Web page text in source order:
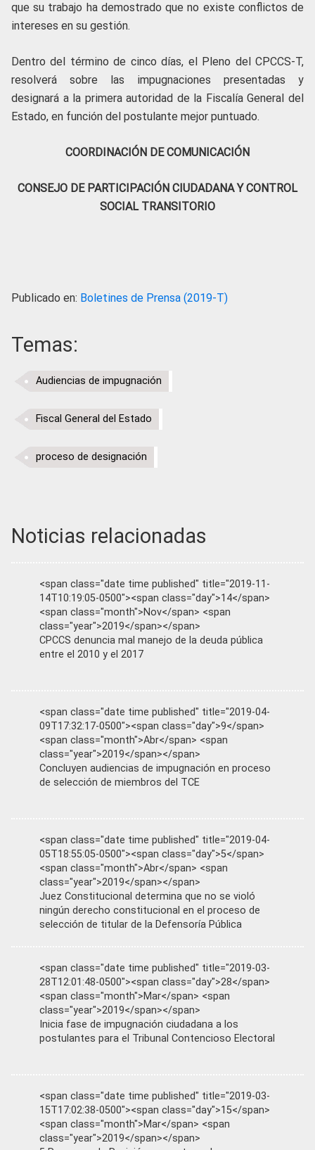
que su trabajo ha demostrado que no existe conflictos de
intereses en su gestión.
Dentro del término de cinco días, el Pleno del CPCCS-T,
resolverá sobre las impugnaciones presentadas y
designará a la primera autoridad de la Fiscalía General del
Estado, en función del postulante mejor puntuado.
COORDINACIÓN DE COMUNICACIÓN
CONSEJO DE PARTICIPACIÓN CIUDADANA Y CONTROL
SOCIAL TRANSITORIO
Publicado en: Boletines de Prensa (2019-T)
Temas:
Audiencias de impugnación
Fiscal General del Estado
proceso de designación
Noticias relacionadas
<span class="date time published" title="2019-11-
14T10:19:05-0500"><span class="day">14</span>
<span class="month">Nov</span> <span
class="year">2019</span></span>
CPCCS denuncia mal manejo de la deuda pública
entre el 2010 y el 2017
<span class="date time published" title="2019-04-
09T17:32:17-0500"><span class="day">9</span>
<span class="month">Abr</span> <span
class="year">2019</span></span>
Concluyen audiencias de impugnación en proceso
de selección de miembros del TCE
<span class="date time published" title="2019-04-
05T18:55:05-0500"><span class="day">5</span>
<span class="month">Abr</span> <span
class="year">2019</span></span>
Juez Constitucional determina que no se violó
ningún derecho constitucional en el proceso de
selección de titular de la Defensoría Pública
<span class="date time published" title="2019-03-
28T12:01:48-0500"><span class="day">28</span>
<span class="month">Mar</span> <span
class="year">2019</span></span>
Inicia fase de impugnación ciudadana a los
postulantes para el Tribunal Contencioso Electoral
<span class="date time published" title="2019-03-
15T17:02:38-0500"><span class="day">15</span>
<span class="month">Mar</span> <span
class="year">2019</span></span>